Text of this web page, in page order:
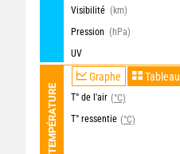
Visibilité (km)
Pression (hPa)
UV
TEMPÉRATURE
Graphe Tableau
T° de l'air (°C)
T° ressentie (°C)